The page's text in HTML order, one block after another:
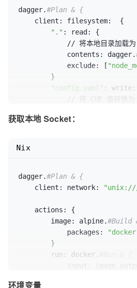
			contents: build.contents.output
			site:     client.env.APP_NAME
			token:    client.env.NETLIFY_TOKEN
			team:     client.env.NETLIFY_TEAM
		}
dagger.#Plan & {
client:
filesystem:
  {
"." : read:
{
// 将本地目录加载
contents:
dagger.
exclude:
[
"config.yaml" : write:
将 CUE 值转换为
        }
contents:
        }
获取本地 Socket：
dagger.#Plan & {
client:
network:
actions:
{
image:
alpine.#Build
packages:
run:
docker.
Nix
环境变量